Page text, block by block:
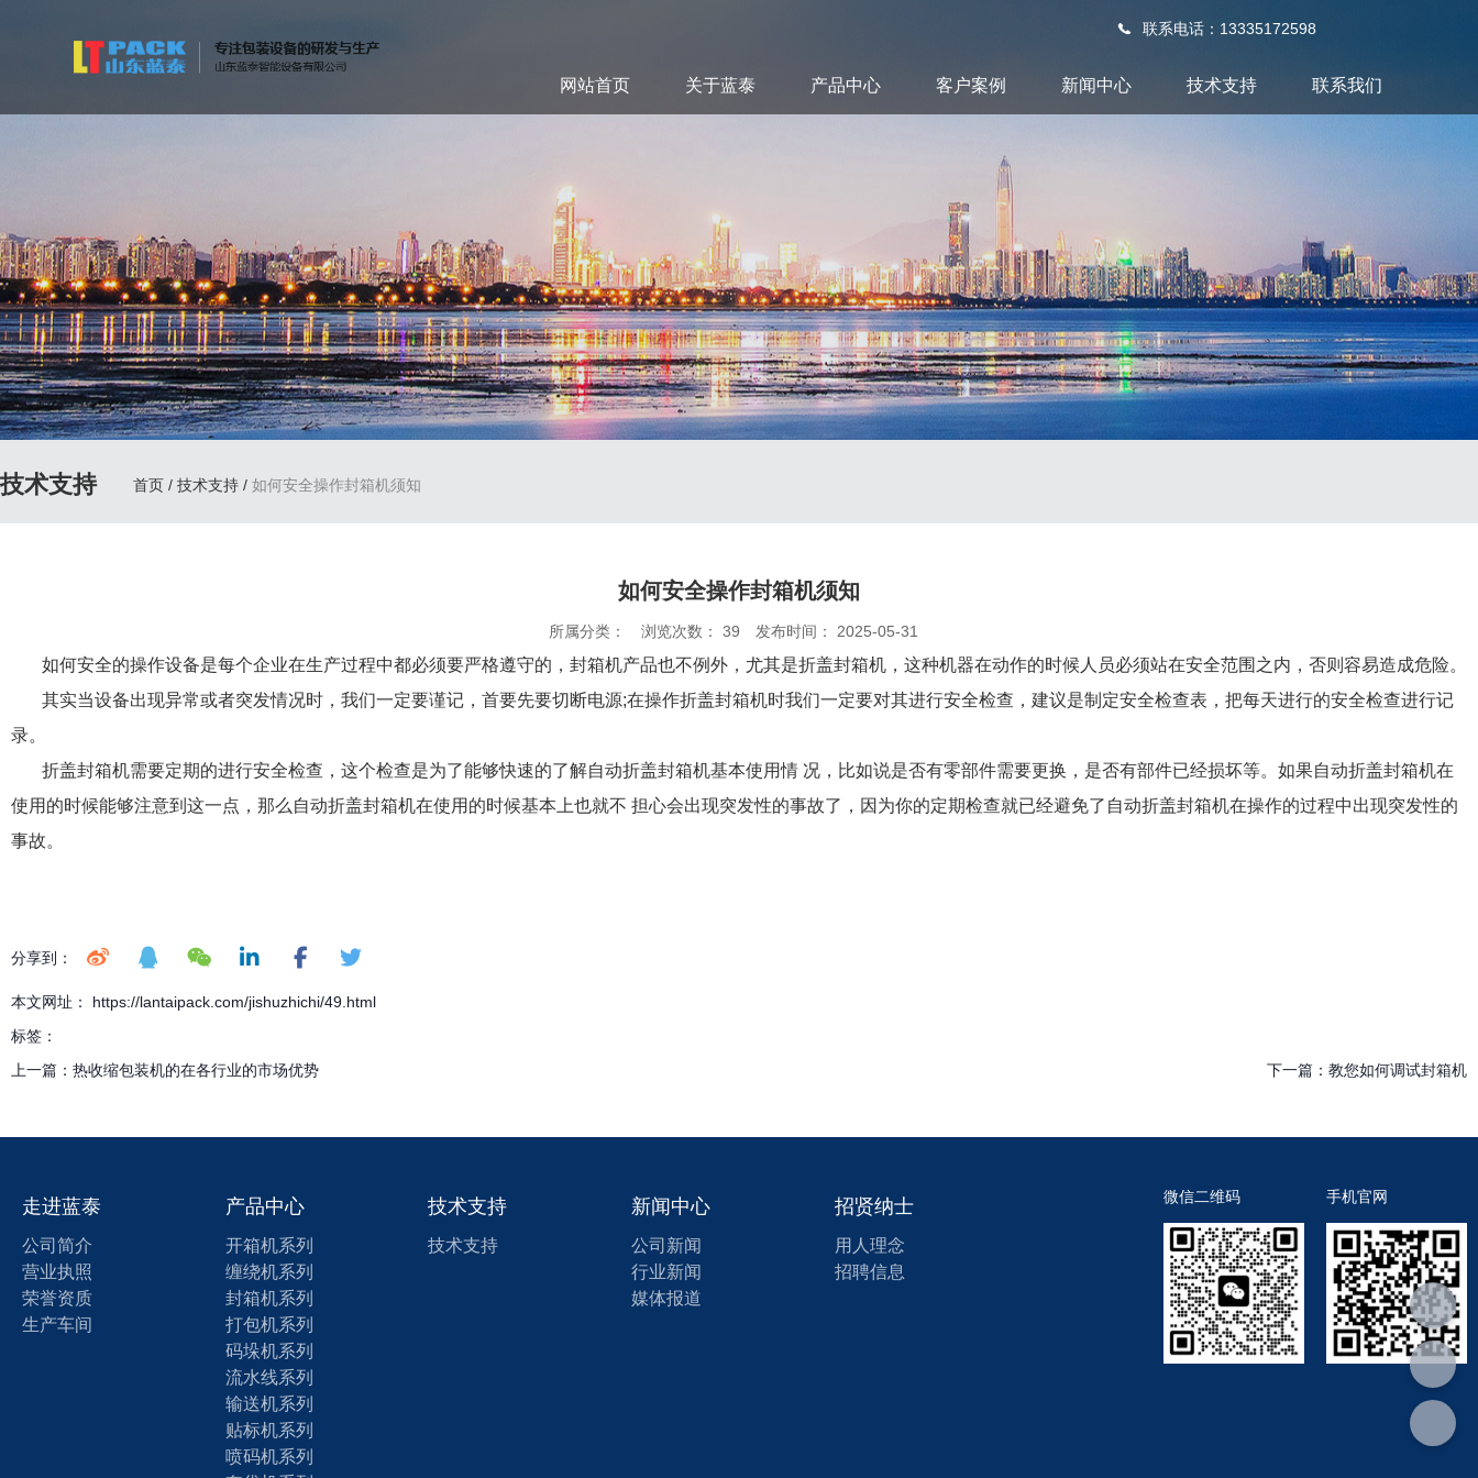
联系电话：13335172598
网站首页 关于蓝泰 产品中心 客户案例 新闻中心 技术支持 联系我们
技术支持 首页 / 技术支持 / 如何安全操作封箱机须知
如何安全操作封箱机须知
所属分类： 浏览次数： 39 发布时间： 2025-05-31
如何安全的操作设备是每个企业在生产过程中都必须要严格遵守的，封箱机产品也不例外，尤其是折盖封箱机，这种机器在动作的时候人员必须站在安全范围之内，否则容易造成危险。
其实当设备出现异常或者突发情况时，我们一定要谨记，首要先要切断电源;在操作折盖封箱机时我们一定要对其进行安全检查，建议是制定安全检查表，把每天进行的安全检查进行记
录。
折盖封箱机需要定期的进行安全检查，这个检查是为了能够快速的了解自动折盖封箱机基本使用情 况，比如说是否有零部件需要更换，是否有部件已经损坏等。如果自动折盖封箱机在
使用的时候能够注意到这一点，那么自动折盖封箱机在使用的时候基本上也就不 担心会出现突发性的事故了，因为你的定期检查就已经避免了自动折盖封箱机在操作的过程中出现突发性的
事故。
分享到：
本文网址： https://lantaipack.com/jishuzhichi/49.html
标签：
上一篇： 热收缩包装机的在各行业的市场优势 下一篇： 教您如何调试封箱机
走进蓝泰
公司简介
营业执照
荣誉资质
生产车间
产品中心
开箱机系列
缠绕机系列
封箱机系列
打包机系列
码垛机系列
流水线系列
输送机系列
贴标机系列
喷码机系列
技术支持
技术支持
新闻中心
公司新闻
行业新闻
媒体报道
招贤纳士
用人理念
招聘信息
微信二维码 手机官网